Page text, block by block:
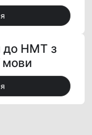
до НМТ з
мови